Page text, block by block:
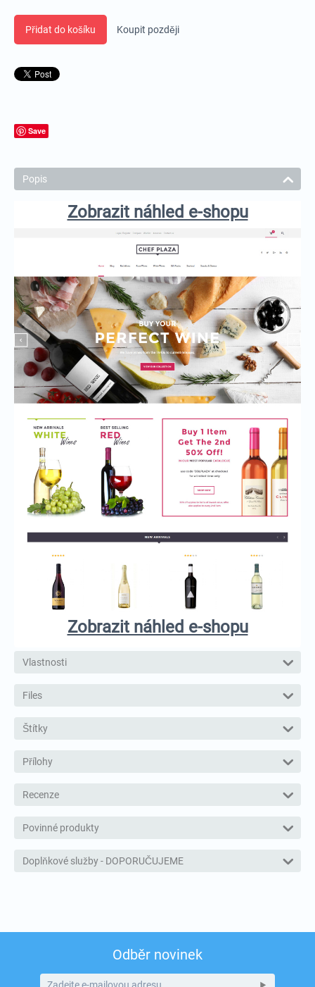
Přidat do košíku Koupit později
Save
Popis
Zobrazit náhled e-shopu
Zobrazit náhled e-shopu
Vlastnosti
Files
Štítky
Přílohy
Recenze
Povinné produkty
Doplňkové služby - DOPORUČUJEME
Odběr novinek